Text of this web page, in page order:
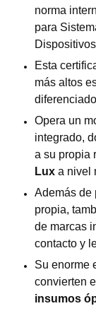
norma
para
Esta
más altos
Opera un
integrado,
a su propia
Lux a nivel
Además de
propia,
de marcas
contacto y
Su enorme
convierten
insumos